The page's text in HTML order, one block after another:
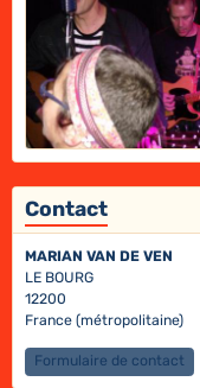
Contact
MARIAN VAN DE VEN
LE BOURG
12200
France (métropolitaine)
Formulaire de contact